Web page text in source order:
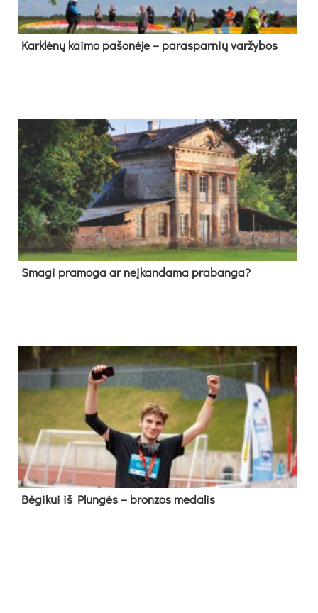
Kark­lė­nų kai­mo pa­šo­nė­je – pa­ras­par­nių var­žy­bos
Sma­gi pra­mo­ga ar neį­kan­da­ma pra­ban­ga?
Bė­gi­kui iš Plun­gės – bron­zos me­da­lis